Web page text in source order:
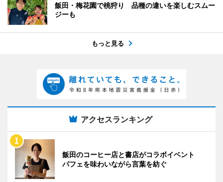
飯田・梅花園で桃狩り 品種の違いを楽しむスムー
ジーも
もっと見る
アクセスランキング
飯田のコーヒー店と書店がコラボイベント
パフェを味わいながら言葉を紡ぐ